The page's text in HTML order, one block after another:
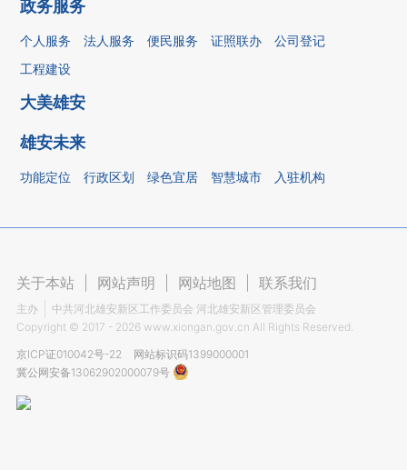
政务服务
个人服务 法人服务 便民服务 证照联办
公司登记
工程建设
大美雄安
雄安未来
功能定位 行政区划 绿色宜居 智慧城市 入驻机构
关于本站 网站声明 网站地图 联系我们
主办
中共河北雄安新区工作委员会 河北雄安新区管理委员会
Copyright © 2017 - 2026 www.xiongan.gov.cn All Rights Reserved.
京ICP证010042号-22
网站标识码1399000001
冀公网安备13062902000079号